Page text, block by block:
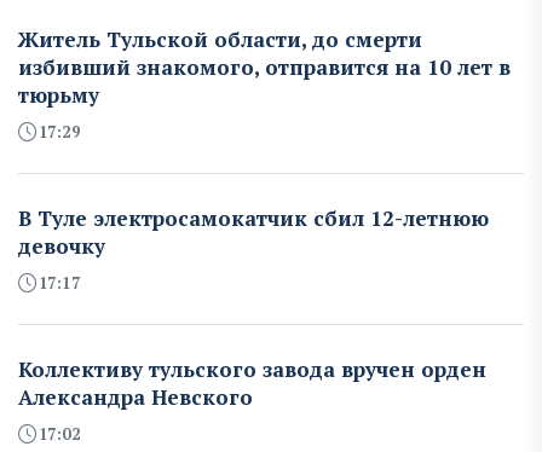
Житель Тульской области, до смерти
избивший знакомого, отправится на 10 лет в
тюрьму
17:29
В Туле электросамокатчик сбил 12-летнюю
девочку
17:17
Коллективу тульского завода вручен орден
Александра Невского
17:02